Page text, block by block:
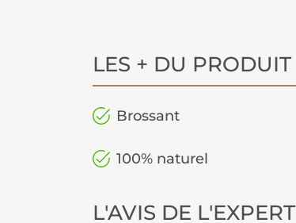
LES + DU PRODUIT
Brossant
100% naturel
L'AVIS DE L'EXPERT